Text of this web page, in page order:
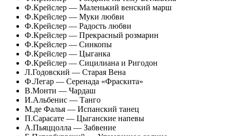
Ф.Крейслер — Маленький венский марш
Ф.Крейслер — Муки любви
Ф.Крейслер — Радость любви
Ф.Крейслер — Прекрасный розмарин
Ф.Крейслер — Синкопы
Ф.Крейслер — Цыганка
Ф.Крейслер — Сицилиана и Ригодон
Л.Годовский — Старая Вена
Ф.Легар — Серенада «Фраскита»
В.Монти — Чардаш
И.Альбенис — Танго
М.де Фалья — Испанский танец
П.Сарасате — Цыганские напевы
А.Пьяццолла — Забвение